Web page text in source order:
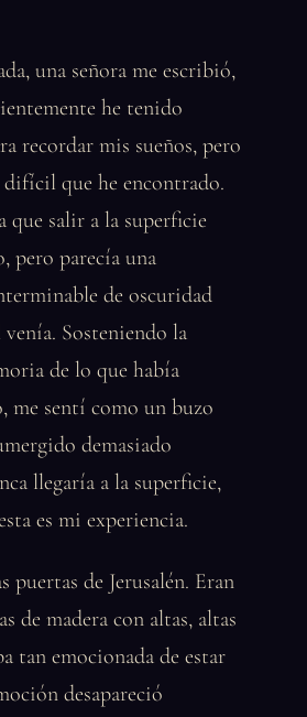
una señora me escribió,
he tenido
recordar mis sueños, pero
difícil que he encontrado.
que salir a la superficie
pero parecía una
de oscuridad
Sosteniendo la
de lo que había
me sentí como un buzo
demasiado
llegaría a la superficie,
es mi experiencia.
puertas de Jerusalén. Eran
de madera con altas, altas
tan emocionada de estar
desapareció